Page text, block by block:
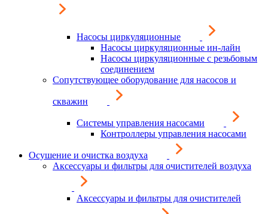
Насосы циркуляционные
Насосы циркуляционные ин-лайн
Насосы циркуляционные с резьбовым
соединением
Сопутствующее оборудование для насосов и
скважин
Системы управления насосами
Контроллеры управления насосами
Осушение и очистка воздуха
Аксессуары и фильтры для очистителей воздуха
Аксессуары и фильтры для очистителей